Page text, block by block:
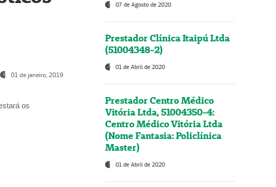
01 de janeiro, 2019
os
07 de Agosto de 2020
Prestador Clínica Itaipú Ltda
(51004348-2)
01 de Abril de 2020
Prestador Centro Médico
Vitória Ltda, 51004350-4:
Centro Médico Vitória Ltda
(Nome Fantasia: Policlínica
Master)
01 de Abril de 2020